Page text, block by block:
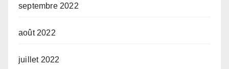
septembre 2022
août 2022
juillet 2022